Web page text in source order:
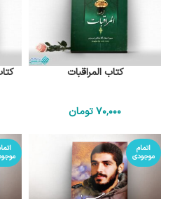
کتاب المراقبات
70٬000تومان
اتمام
موجودی